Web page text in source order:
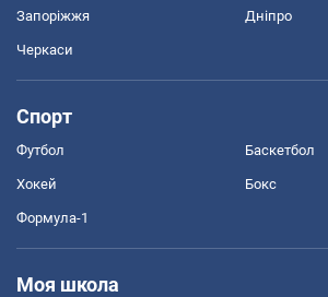
Запоріжжя Дніпро
Черкаси
Спорт
Футбол Баскетбол
Хокей Бокс
Формула-1
Моя школа